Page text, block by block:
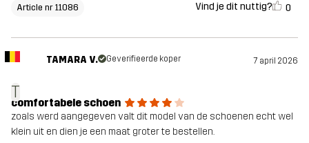
Article nr 11086 Vind je dit nuttig? 0
T
TAMARA V. Geverifieerde koper 7 april 2026
comfortabele schoen
zoals werd aangegeven valt dit model van de schoenen echt wel
klein uit en dien je een maat groter te bestellen.